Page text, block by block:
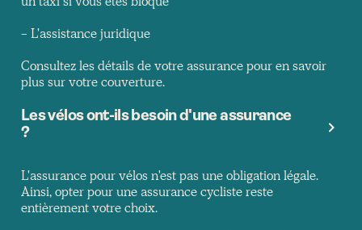
- L'assistance juridique
Consultez les détails de votre assurance pour en savoir
plus sur votre couverture.
Les vélos ont-ils besoin d'une assurance
?
L'assurance pour vélos n'est pas une obligation légale.
Ainsi, opter pour une assurance cycliste reste
entièrement votre choix.